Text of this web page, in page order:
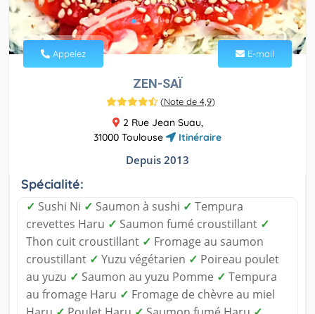
Appelez E-mail
ZEN-SAÏ
(Note de 4,9)
2 Rue Jean Suau,
31000 Toulouse
Itinéraire
Depuis 2013
Spécialité:
✓ Sushi Ni ✓ Saumon à sushi ✓ Tempura
crevettes Haru ✓ Saumon fumé croustillant ✓
Thon cuit croustillant ✓ Fromage au saumon
croustillant ✓ Yuzu végétarien ✓ Poireau poulet
au yuzu ✓ Saumon au yuzu Pomme ✓ Tempura
au fromage Haru ✓ Fromage de chèvre au miel